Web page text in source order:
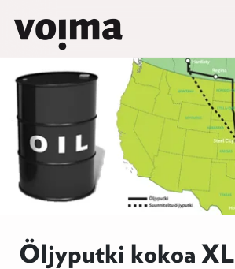
Siirry sisältöön
Päävalikko
Öljyputki kokoa XL